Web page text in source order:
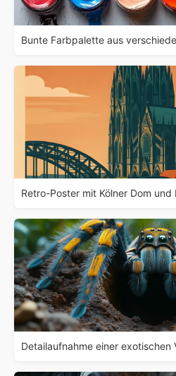
Bunte Farbpalette aus
Retro-Poster mit Kölner Dom und
Detailaufnahme einer exotischen